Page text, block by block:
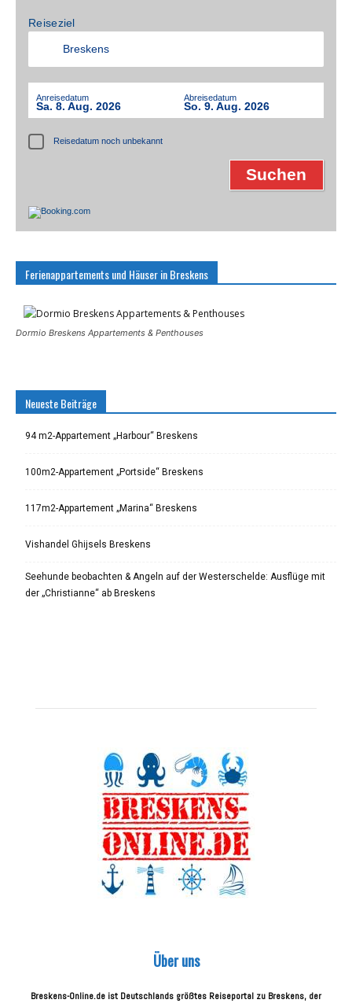
Reiseziel
Anreisedatum
Sa. 8. Aug. 2026
Abreisedatum
So. 9. Aug. 2026
Reisedatum noch unbekannt
Ferienappartements und Häuser in Breskens
Dormio Breskens Appartements & Penthouses
Neueste Beiträge
94 m2-Appartement „Harbour“ Breskens
100m2-Appartement „Portside“ Breskens
117m2-Appartement „Marina“ Breskens
Vishandel Ghijsels Breskens
Seehunde beobachten & Angeln auf der Westerschelde: Ausflüge mit
der „Christianne“ ab Breskens
Über uns
Breskens-Online.de ist Deutschlands größtes Reiseportal zu Breskens, der